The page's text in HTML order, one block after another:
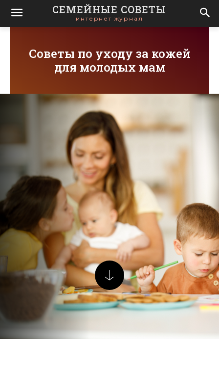
СЕМЕЙНЫЕ СОВЕТЫ
интернет журнал
Советы по уходу за кожей
для молодых мам